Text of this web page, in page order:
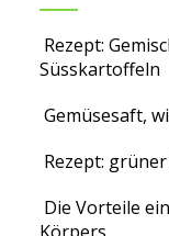
Rezept:
Süsskartoffeln
Gemüsesaft,
Rezept:
Die Vorteile